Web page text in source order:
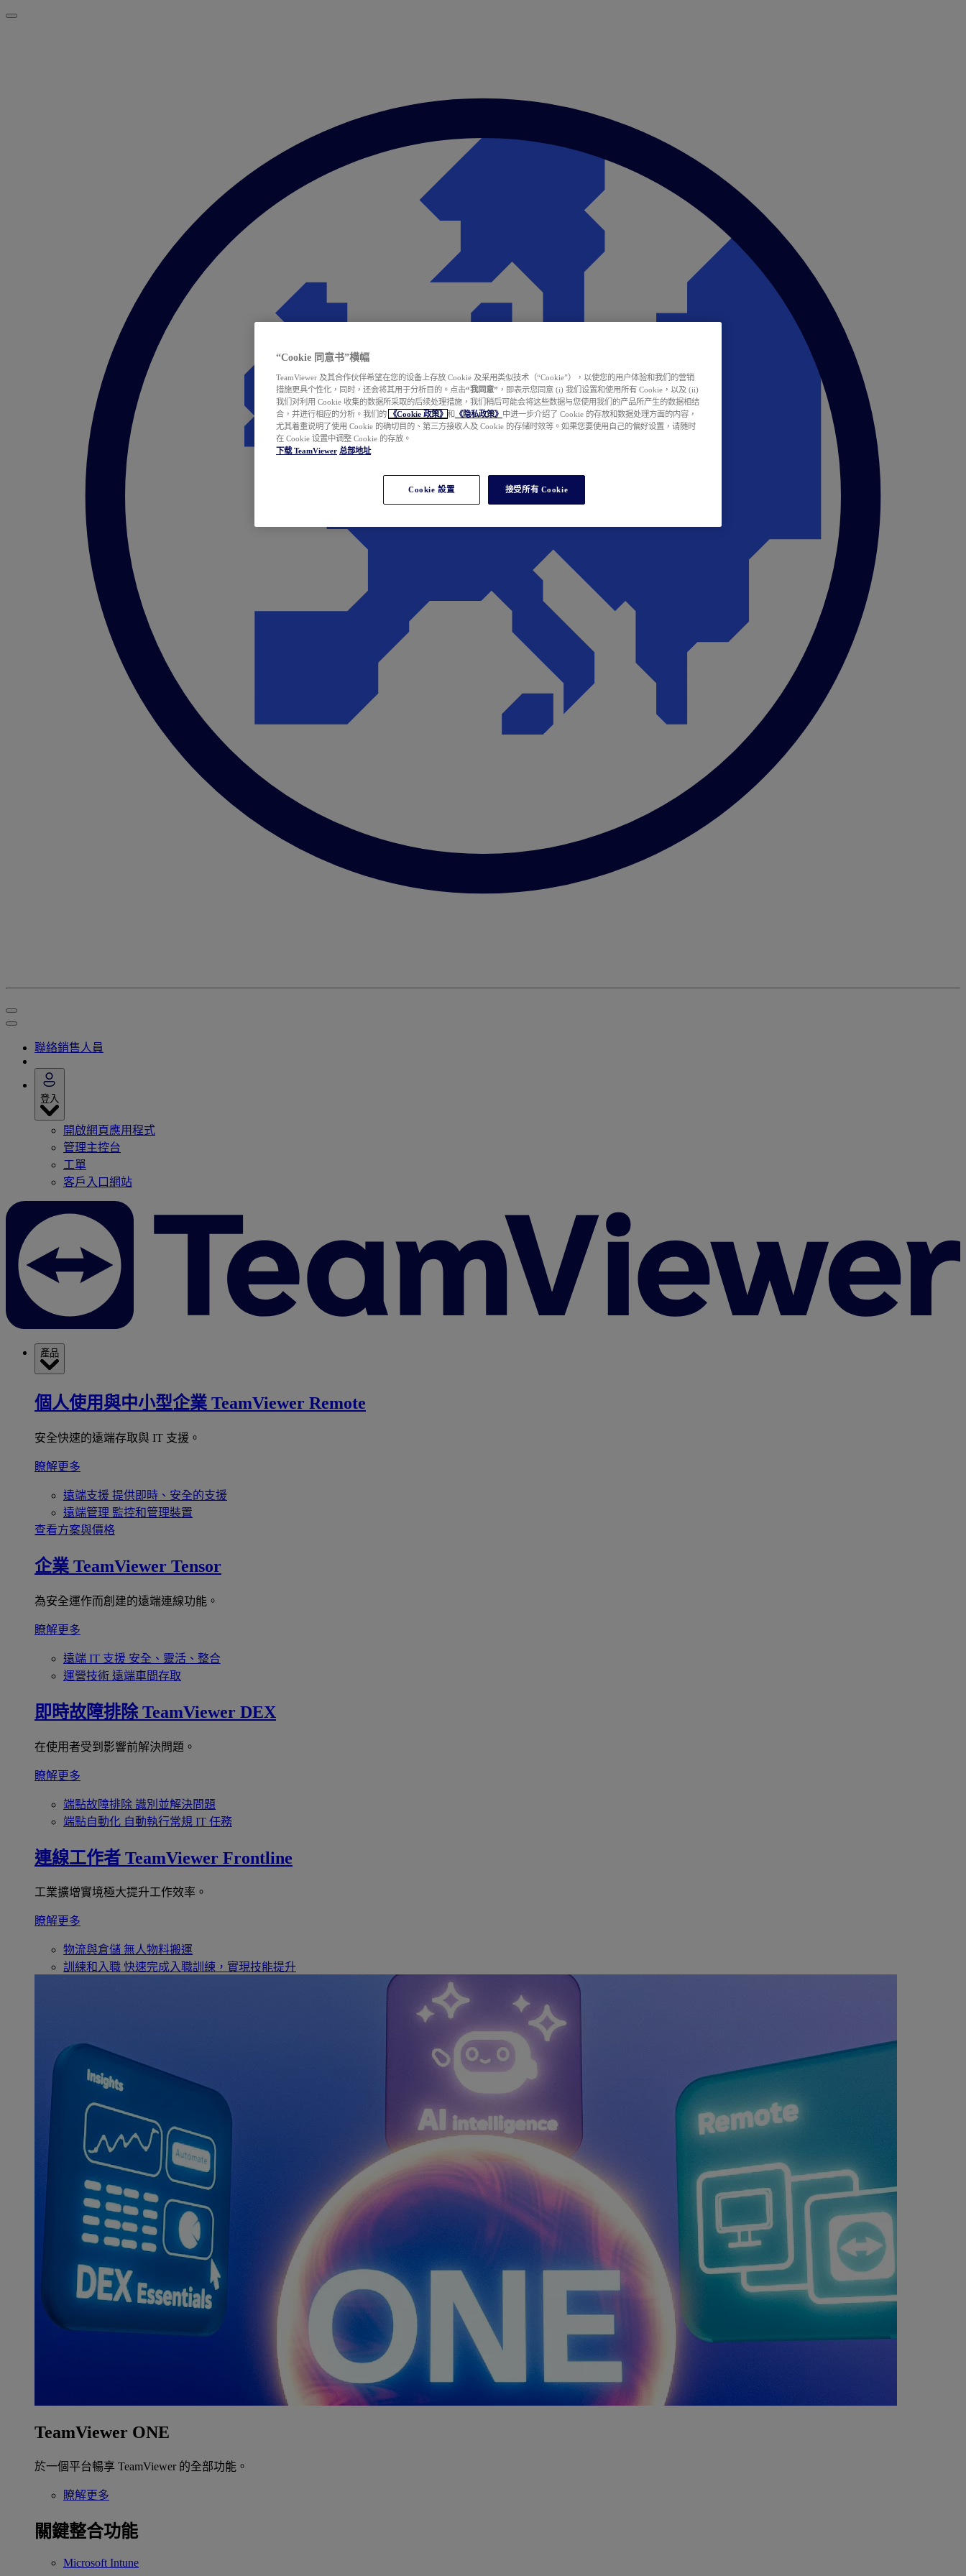
聯絡銷售人員
登入
開啟網頁應用程式
管理主控台
工單
客戶入口網站
產品
個人使用與中小型企業 TeamViewer Remote
安全快速的遠端存取與 IT 支援。
瞭解更多
遠端支援 提供即時、安全的支援
遠端管理 監控和管理裝置
查看方案與價格
企業 TeamViewer Tensor
為安全運作而創建的遠端連線功能。
瞭解更多
遠端 IT 支援 安全、靈活、整合
運營技術 遠端車間存取
即時故障排除 TeamViewer DEX
在使用者受到影響前解決問題。
瞭解更多
端點故障排除 識別並解決問題
端點自動化 自動執行常規 IT 任務
連線工作者 TeamViewer Frontline
工業擴增實境極大提升工作效率。
瞭解更多
物流與倉儲 無人物料搬運
訓練和入職 快速完成入職訓練，實現技能提升
TeamViewer ONE
於一個平台暢享 TeamViewer 的全部功能。
瞭解更多
關鍵整合功能
Microsoft Intune
“Cookie 同意书”横幅
TeamViewer 及其合作伙伴希望在您的设备上存放 Cookie 及采用类似技术（“Cookie”），以使您的用户体验和我们的营销
措施更具个性化，同时，还会将其用于分析目的。点击“我同意” ，即表示您同意 (i) 我们设置和使用所有 Cookie，以及 (ii)
我们对利用 Cookie 收集的数据所采取的后续处理措施，我们稍后可能会将这些数据与您使用我们的产品所产生的数据相结
合，并进行相应的分析。我们的
《Cookie 政策》 和 《隐私政策》 中进一步介绍了 Cookie 的存放和数据处理方面的内容，
尤其着重说明了使用 Cookie 的确切目的、第三方接收人及 Cookie 的存储时效等。如果您要使用自己的偏好设置，请随时
在 Cookie 设置中调整 Cookie 的存放。
下载 TeamViewer 总部地址
Cookie 設置 接受所有 Cookie